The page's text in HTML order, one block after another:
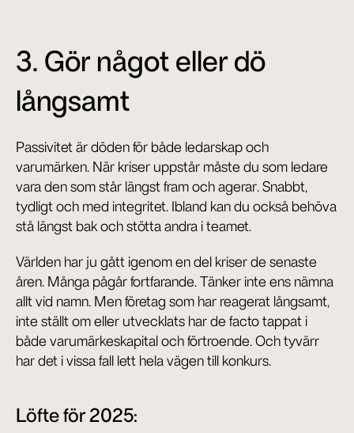
3. Gör något eller dö
långsamt
Passivitet är döden för både ledarskap och
varumärken. När kriser uppstår måste du som ledare
vara den som står längst fram och agerar. Snabbt,
tydligt och med integritet. Ibland kan du också behöva
stå längst bak och stötta andra i teamet.
Världen har ju gått igenom en del kriser de senaste
åren. Många pågår fortfarande. Tänker inte ens nämna
allt vid namn. Men företag som har reagerat långsamt,
inte ställt om eller utvecklats har de facto tappat i
både varumärkeskapital och förtroende. Och tyvärr
har det i vissa fall lett hela vägen till konkurs.
Löfte för 2025: